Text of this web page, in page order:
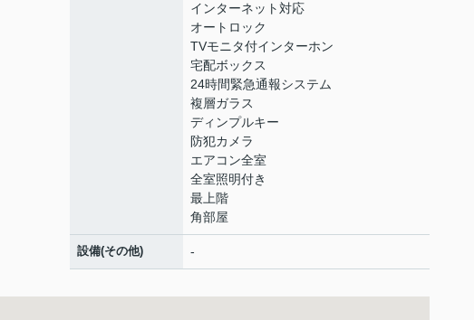
インターネット対応
オートロック
TVモニタ付インターホン
宅配ボックス
24時間緊急通報システム
複層ガラス
ディンプルキー
防犯カメラ
エアコン全室
全室照明付き
最上階
角部屋
設備(その他) -